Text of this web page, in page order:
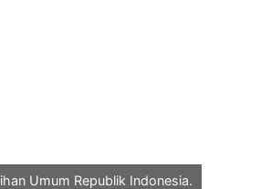
Umum Republik Indonesia.